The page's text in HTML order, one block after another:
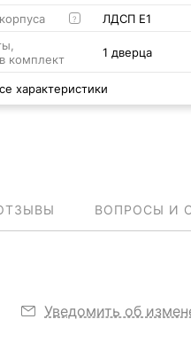
?
ЛДСП Е1
комплект
1 дверца
характеристики
ВОПРОСЫ И
Уведомить об